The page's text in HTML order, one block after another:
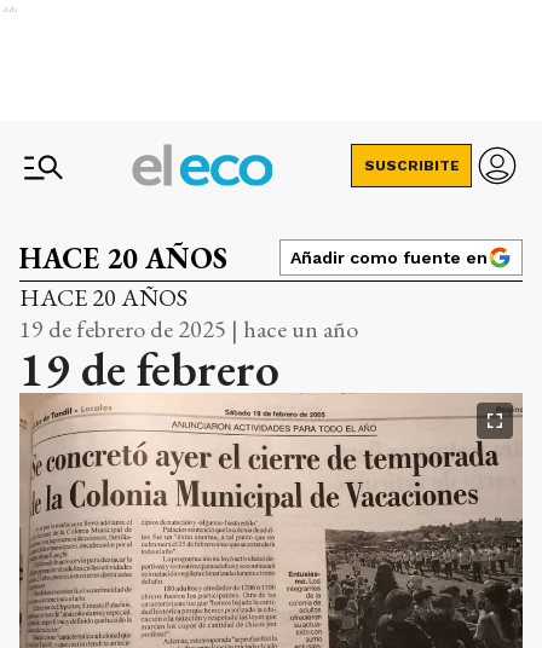
Ads
SUSCRIBITE
HACE 20 AÑOS Añadir como fuente en
HACE 20 AÑOS
19 de febrero de 2025 | hace un año
19 de febrero